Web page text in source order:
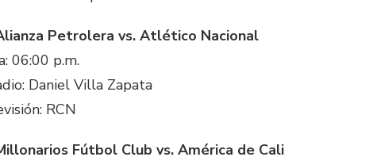
Petrolera vs. Atlético Nacional
06:00 p.m.
Daniel Villa Zapata
RCN
Fútbol Club vs. América de Cali